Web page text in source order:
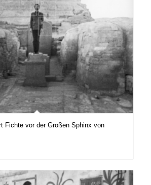
Fichte vor der Großen Sphinx von